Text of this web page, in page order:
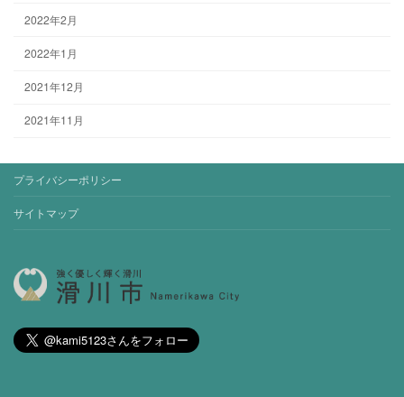
2022年2月
2022年1月
2021年12月
2021年11月
プライバシーポリシー
サイトマップ